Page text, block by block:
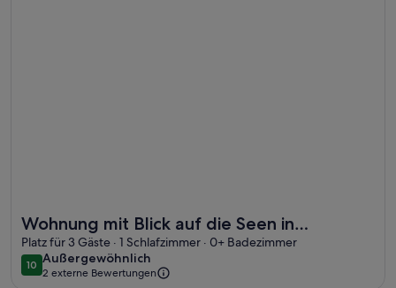
Wohnung mit Blick auf die Seen in
Kopenhagen
Platz für 3 Gäste · 1 Schlafzimmer · 0+ Badezimmer
1010 von 10
Außergewöhnlich
außergewöhnlich
2 externe Bewertungen